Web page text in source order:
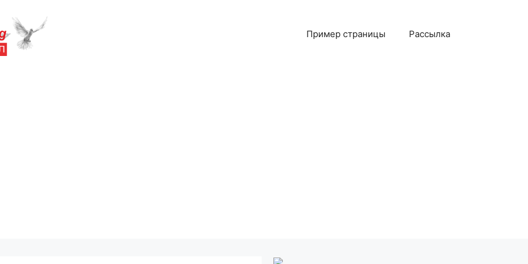
Пример страницы Рассылка